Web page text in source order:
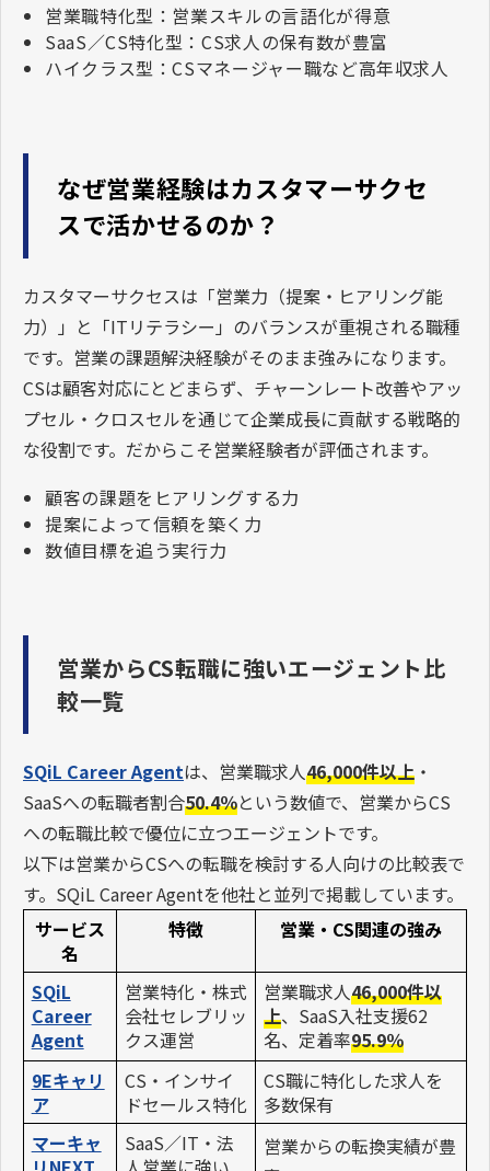
営業職特化型：営業スキルの言語化が得意
SaaS／CS特化型：CS求人の保有数が豊富
ハイクラス型：CSマネージャー職など高年収求人
なぜ営業経験はカスタマーサクセ
スで活かせるのか？
カスタマーサクセスは「営業力（提案・ヒアリング能
力）」と「ITリテラシー」のバランスが重視される職種
です。営業の課題解決経験がそのまま強みになります。
CSは顧客対応にとどまらず、チャーンレート改善やアッ
プセル・クロスセルを通じて企業成長に貢献する戦略的
な役割です。だからこそ営業経験者が評価されます。
顧客の課題をヒアリングする力
提案によって信頼を築く力
数値目標を追う実行力
営業からCS転職に強いエージェント比
較一覧
SQiL Career Agentは、営業職求人46,000件以上 ・
SaaSへの転職者割合50.4％という数値で、営業からCS
への転職比較で優位に立つエージェントです。
以下は営業からCSへの転職を検討する人向けの比較表で
す。SQiL Career Agentを他社と並列で掲載しています。
サービス
名
特徴 営業・CS関連の強み
SQiL
Career
Agent
営業特化・株式
会社セレブリッ
クス運営
営業職求人46,000件以
上、SaaS入社支援62
名、定着率95.9％
9Eキャリ
ア
CS・インサイ
ドセールス特化
CS職に特化した求人を
多数保有
マーキャ
SaaS／IT・ 法
営業からの転換実績が豊